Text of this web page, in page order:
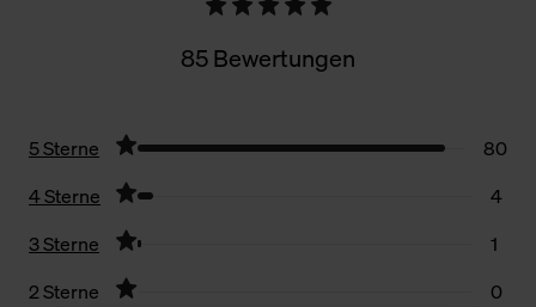
85 Bewertungen
5 Sterne
80
4 Sterne
4
3 Sterne
1
2 Sterne
0